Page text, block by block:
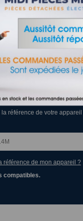
la france pour CASINO -
U - BUT - BOULANGER -
ELECTRODEPOT -
samsung
la référence de votre
référence de mon appareil ?
compatibles.